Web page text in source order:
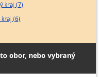
kraj (7)
kraj (6)
obor, nebo vybraný